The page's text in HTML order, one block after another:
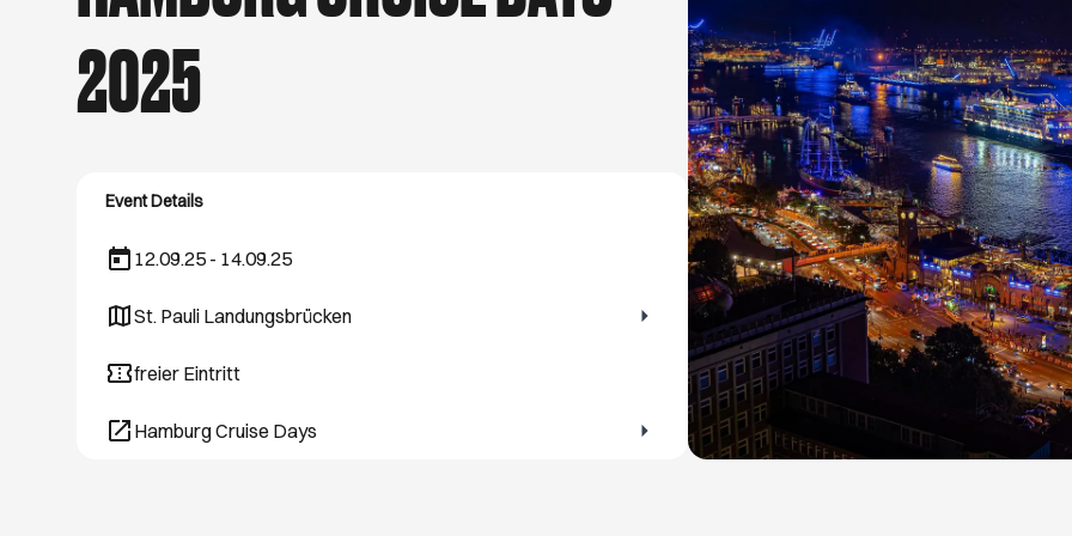
Spaziergänge. Wir verraten dir die schönsten Orte zum Spazieren
zwischen
sie heute
zur Kunst
kleinen
wärst.
025
Event Details
12.09.25 - 14.09.25
St. Pauli Landungsbrücken
Öffnet ein neues Browser-Tab
freier Eintritt
Hamburg Cruise Days
Öffnet ein neues Browser-Tab